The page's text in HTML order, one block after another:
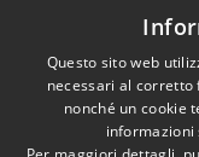
dichiarazione di
Questo sito web
necessari al corretto
nonché un cookie
informazioni